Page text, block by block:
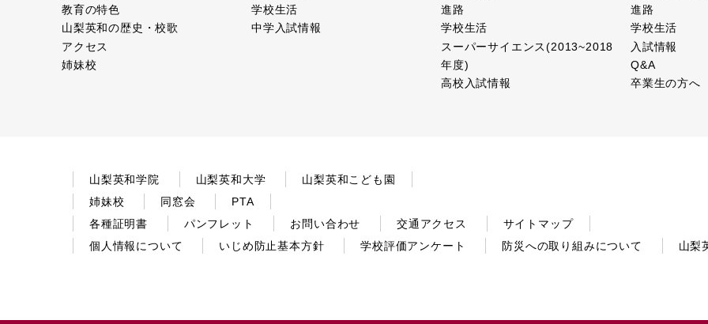
教育の特色
山梨英和の歴史・校歌
アクセス
姉妹校
学校生活
中学入試情報
進路
学校生活
スーパーサイエンス(2013~2018
年度)
高校入試情報
進路
学校生活
入試情報
Q&A
卒業生の方へ
山梨英和学院 山梨英和大学
山梨英和こども園
姉妹校
同窓会
PTA
各種証明書
パンフレット お問い合わせ 交通アクセス
サイトマップ
個人情報について
いじめ防止基本方針 学校評価アンケート 防災への取り組みについて 山梨